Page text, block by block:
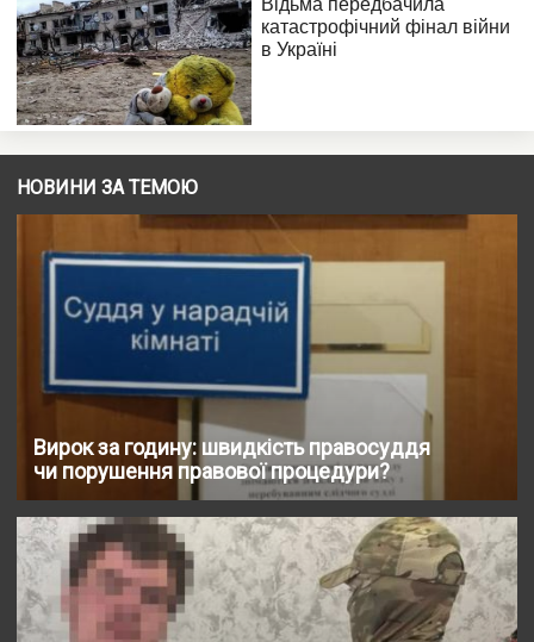
НОВИНИ ЗА ТЕМОЮ
Вирок за годину: швидкість правосуддя
чи порушення правової процедури?